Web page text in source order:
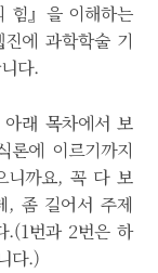
힘』을 이해하는
에 과학학술 기
다.
아래 목차에서 보
론에 이르기까지
니까요, 꼭 다 보
, 좀 길어서 주제
.(1번과 2번은 하
다.)